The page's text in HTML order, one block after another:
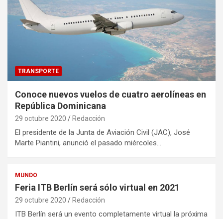
TRANSPORTE
Conoce nuevos vuelos de cuatro aerolíneas en
República Dominicana
29 octubre 2020 Redacción
El presidente de la Junta de Aviación Civil (JAC), José
Marte Piantini, anunció el pasado miércoles…
MUNDO
Feria ITB Berlín será sólo virtual en 2021
29 octubre 2020 Redacción
ITB Berlín será un evento completamente virtual la próxima